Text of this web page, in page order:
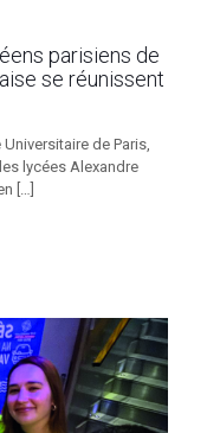
parisiens de
se réunissent
de Paris,
lycées Alexandre
[…]